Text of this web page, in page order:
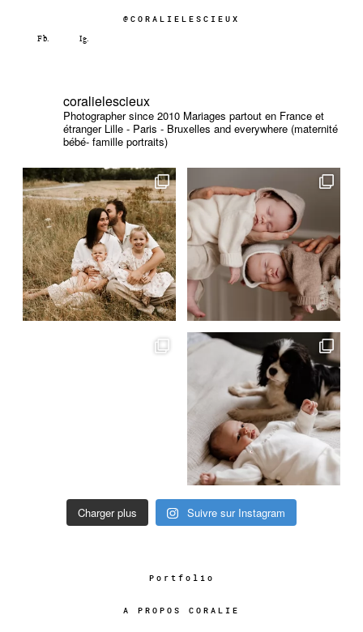
@CORALIELESCIEUX
coralielescieux
Photographer since 2010 Mariages partout en France et
étranger Lille - Paris - Bruxelles and everywhere (maternité
bébé- famille portraits)
Charger plus Suivre sur Instagram
Portfolio
A PROPOS CORALIE